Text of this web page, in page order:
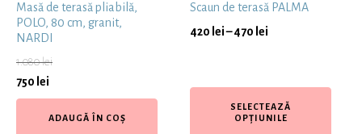
Masă de terasă pliabilă,
POLO, 80 cm, granit,
NARDI
1.080lei
750 lei
ADAUGĂ ÎN COȘ
Scaun de terasă PALMA
420 lei–470 lei
SELECTEAZĂ
OPȚIUNILE